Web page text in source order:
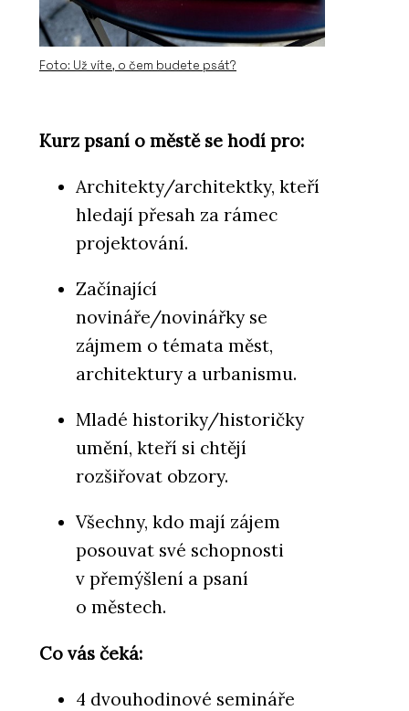
O FIRMĚ
OBZOR
ČLÁNKY
cibule k originálním vypínačům
Foto: Už víte, o čem budete psát?
Kurz psaní o městě se hodí pro:
Architekty/architektky, kteří
hledají přesah za rámec
projektování.
Začínající
novináře/novinářky se
zájmem o témata měst,
architektury a urbanismu.
Mladé historiky/historičky
umění, kteří si chtějí
rozšiřovat obzory.
Všechny, kdo mají zájem
posouvat své schopnosti
v přemýšlení a psaní
o městech.
Co vás čeká:
4 dvouhodinové semináře